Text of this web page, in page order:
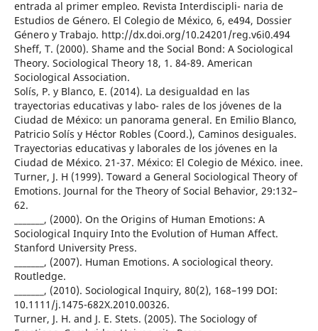
entrada al primer empleo. Revista Interdiscipli- naria de
Estudios de Género. El Colegio de México, 6, e494, Dossier
Género y Trabajo. http://dx.doi.org/10.24201/reg.v6i0.494
Sheff, T. (2000). Shame and the Social Bond: A Sociological
Theory. Sociological Theory 18, 1. 84-89. American
Sociological Association.
Solís, P. y Blanco, E. (2014). La desigualdad en las
trayectorias educativas y labo- rales de los jóvenes de la
Ciudad de México: un panorama general. En Emilio Blanco,
Patricio Solís y Héctor Robles (Coord.), Caminos desiguales.
Trayectorias educativas y laborales de los jóvenes en la
Ciudad de México. 21-37. México: El Colegio de México. inee.
Turner, J. H (1999). Toward a General Sociological Theory of
Emotions. Journal for the Theory of Social Behavior, 29:132–
62.
_______, (2000). On the Origins of Human Emotions: A
Sociological Inquiry Into the Evolution of Human Affect.
Stanford University Press.
_______, (2007). Human Emotions. A sociological theory.
Routledge.
_______, (2010). Sociological Inquiry, 80(2), 168–199 DOI:
10.1111/j.1475-682X.2010.00326.
Turner, J. H. and J. E. Stets. (2005). The Sociology of